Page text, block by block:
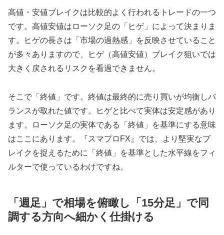
高値・安値ブレイクは比較的よく行われるトレードの一つ
です。高値安値はローソク足の「ヒゲ」によって決まりま
す。ヒゲの長さは「市場の過熱感」を反映させていること
が多々ありますので、ヒゲ（高値安値）ブレイク狙いでは
大きく戻されるリスクを看過できません。
そこで「終値」です。終値は最終的に売り買いが均衡しバ
ランスが取れた値です。ヒゲと比べて実体は安定感があり
ます。ローソク足の実体である「終値」を基準にする意味
はここにあります。『スマプロFX』では、より堅実なブ
レイクを捉えるために「終値」を基準とした水平線をフィ
ルターで使っているわけですね。
「週足」で相場を俯瞰し「15分足」で同
調する方向へ細かく仕掛ける